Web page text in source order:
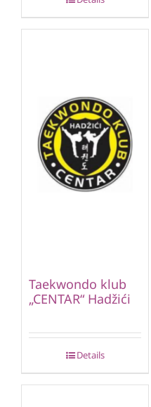
Taekwondo klub
„CENTAR“ Hadžići
Details